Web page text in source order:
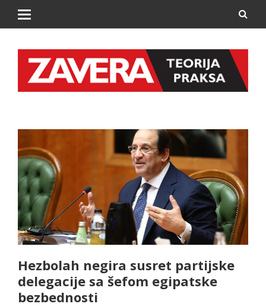
Hezbolah negira susret partijske
delegacije sa šefom egipatske
bezbednosti